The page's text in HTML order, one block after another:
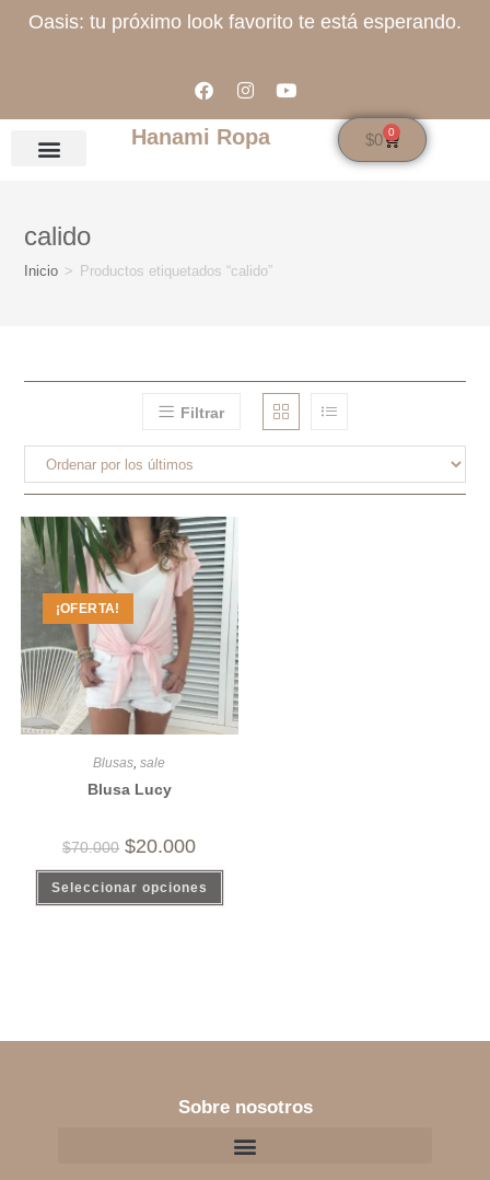
Oasis: tu próximo look favorito te está esperando.
Hanami Ropa $0 0
calido
Inicio > Productos etiquetados “calido”
Filtrar
¡OFERTA!
Blusas,sale
Blusa Lucy
$70.000 $20.000
Seleccionar opciones
Sobre nosotros